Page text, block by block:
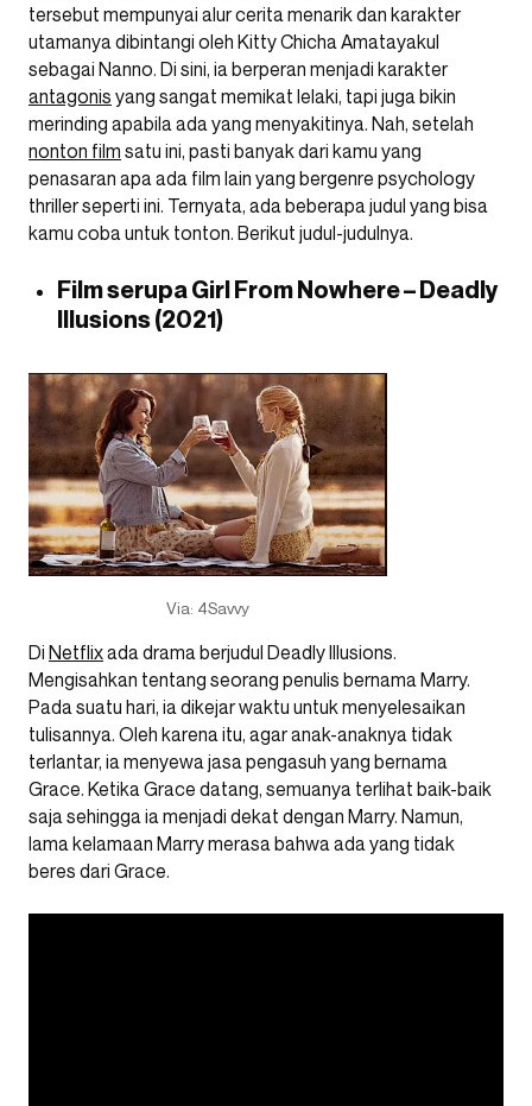
tersebut mempunyai alur cerita menarik dan karakter
utamanya dibintangi oleh Kitty Chicha Amatayakul
sebagai Nanno. Di sini, ia berperan menjadi karakter
antagonis yang sangat memikat lelaki, tapi juga bikin
merinding apabila ada yang menyakitinya. Nah, setelah
nonton film satu ini, pasti banyak dari kamu yang
penasaran apa ada film lain yang bergenre psychology
thriller seperti ini. Ternyata, ada beberapa judul yang bisa
kamu coba untuk tonton. Berikut judul-judulnya.
Film serupa Girl From Nowhere – Deadly
Illusions (2021)
Via: 4Savvy
Di Netflixada drama berjudul Deadly Illusions.
Mengisahkan tentang seorang penulis bernama Marry.
Pada suatu hari, ia dikejar waktu untuk menyelesaikan
tulisannya. Oleh karena itu, agar anak-anaknya tidak
terlantar, ia menyewa jasa pengasuh yang bernama
Grace. Ketika Grace datang, semuanya terlihat baik-baik
saja sehingga ia menjadi dekat dengan Marry. Namun,
lama kelamaan Marry merasa bahwa ada yang tidak
beres dari Grace.